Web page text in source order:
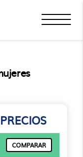
COMPARAR